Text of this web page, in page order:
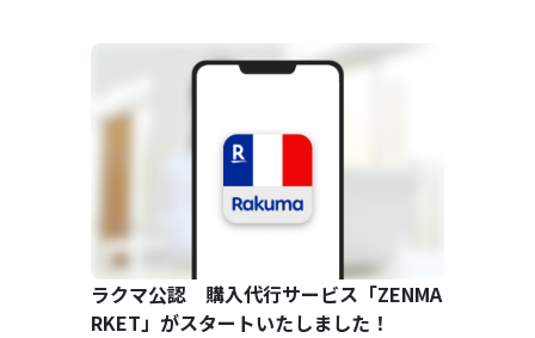
ラクマ公認 購入代行サービス「ZENMA
RKET」がスタートいたしました！